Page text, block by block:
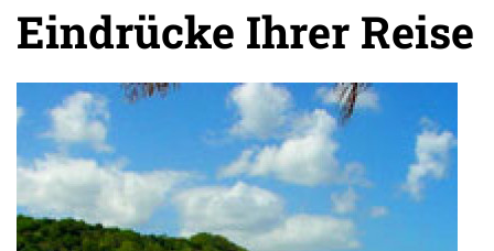
Eindrücke Ihrer Reise